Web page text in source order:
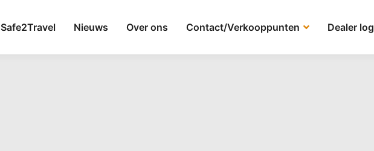
Safe2Travel Nieuws Over ons Contact/Verkooppunten Dealer